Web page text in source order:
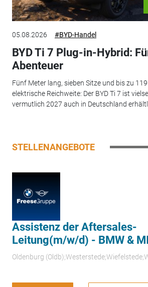
05.08.2026 #BYD-Handel
BYD Ti 7 Plug-in-Hybrid:
Abenteuer
Fünf Meter lang, sieben Sitze und bis zu
elektrische Reichweite: Der BYD Ti 7 ist
vermutlich 2027 auch in Deutschland
STELLENANGEBOTE
Assistenz der Aftersales-
Leitung(m/w/d) - BMW &
Oldenburg